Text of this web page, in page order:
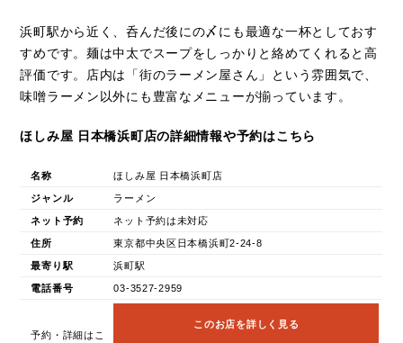
浜町駅から近く、呑んだ後にの〆にも最適な一杯としておす
すめです。麺は中太でスープをしっかりと絡めてくれると高
評価です。店内は「街のラーメン屋さん」という雰囲気で、
味噌ラーメン以外にも豊富なメニューが揃っています。
ほしみ屋 日本橋浜町店の詳細情報や予約はこちら
名称 ほしみ屋 日本橋浜町店
ジャンル ラーメン
ネット予約 ネット予約は未対応
住所 東京都中央区日本橋浜町2-24-8
最寄り駅 浜町駅
電話番号 03-3527-2959
予約・詳細はこ
このお店を詳しく見る